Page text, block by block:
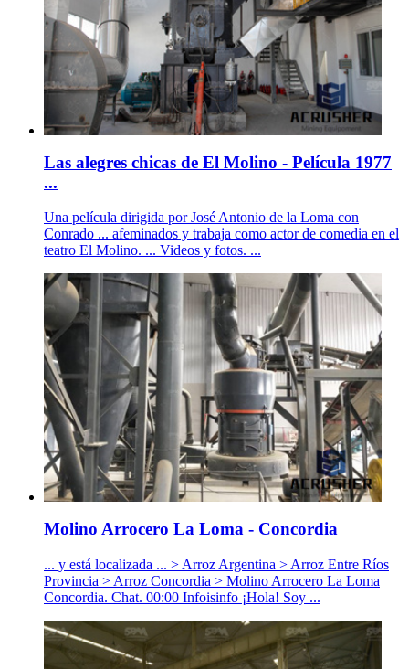
Las alegres chicas de El Molino - Película 1977
...
Una película dirigida por José Antonio de la Loma con
Conrado ... afeminados y trabaja como actor de comedia en el
teatro El Molino. ... Videos y fotos. ...
Molino Arrocero La Loma - Concordia
... y está localizada ... > Arroz Argentina > Arroz Entre Ríos
Provincia > Arroz Concordia > Molino Arrocero La Loma
Concordia. Chat. 00:00 Infoisinfo ¡Hola! Soy ...